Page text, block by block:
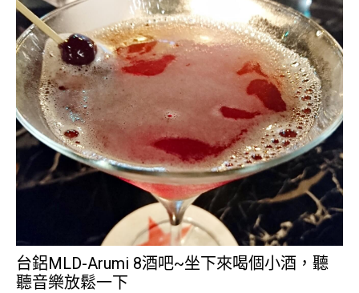
台鋁MLD-Arumi 8酒吧~坐下來喝個小酒，聽
聽音樂放鬆一下